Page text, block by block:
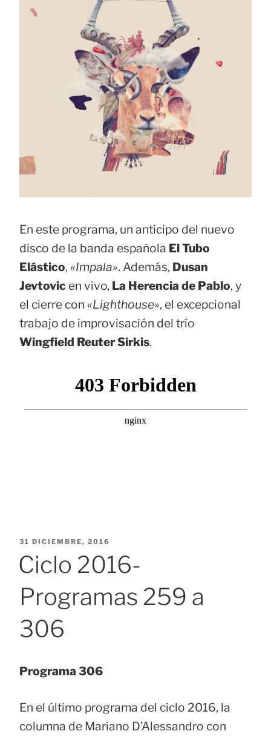
En este programa, un anticipo del nuevo
disco de la banda española El Tubo
Elástico, «Impala». Además, Dusan
Jevtovic en vivo, La Herencia de Pablo, y
el cierre con «Lighthouse», el excepcional
trabajo de improvisación del trío
Wingfield Reuter Sirkis.
PUBLICADO
31 DICIEMBRE, 2016
Ciclo 2016-
Programas 259 a
306
Programa 306
En el último programa del ciclo 2016, la
columna de Mariano D’Alessandro con